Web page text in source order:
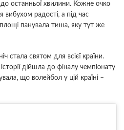
останньої хвилини. Кожне очко
вибухом радості, а під час
панувала тиша, яку тут же
стала святом для всієї країни.
дійшла до фіналу чемпіонату
що волейбол у цій країні –